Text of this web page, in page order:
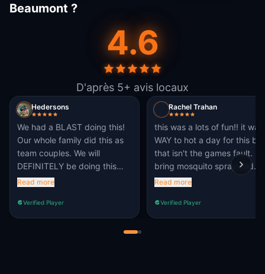
Beaumont ?
4.6
D'après 5+ avis locaux
Hedersons
We had a BLAST doing this!
Our whole family did this as
team couples. We will
DEFINITELY be doing this
again.
Read more
Verified Player
Rachel Trahan
this was a lots of fun!! it was
WAY to hot a day for this but
that isn't the games fault.
bring mosquito spray and
drinks lol
Read more
Verified Player